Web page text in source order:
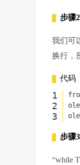
步骤2
我们可
换行，
代码
步骤3
“while